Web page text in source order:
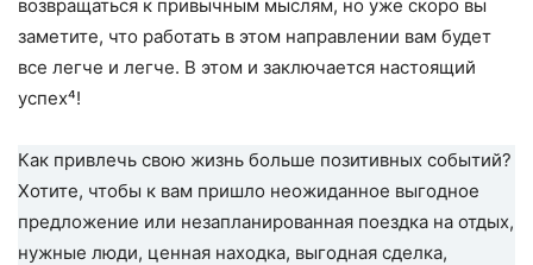
возвращаться к привычным мыслям, но уже скоро вы
заметите, что работать в этом направлении вам будет
все легче и легче. В этом и заключается настоящий
успех⁴!
Как привлечь свою жизнь больше позитивных событий?
Хотите, чтобы к вам пришло неожиданное выгодное
предложение или незапланированная поездка на отдых,
нужные люди, ценная находка, выгодная сделка,